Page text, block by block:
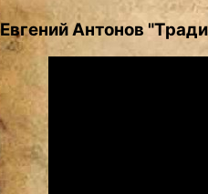
Евгений Антонов